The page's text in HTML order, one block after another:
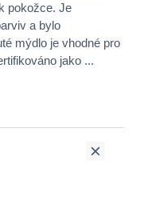
pokožce. Je
a bylo
mýdlo je vhodné pro
jako ...